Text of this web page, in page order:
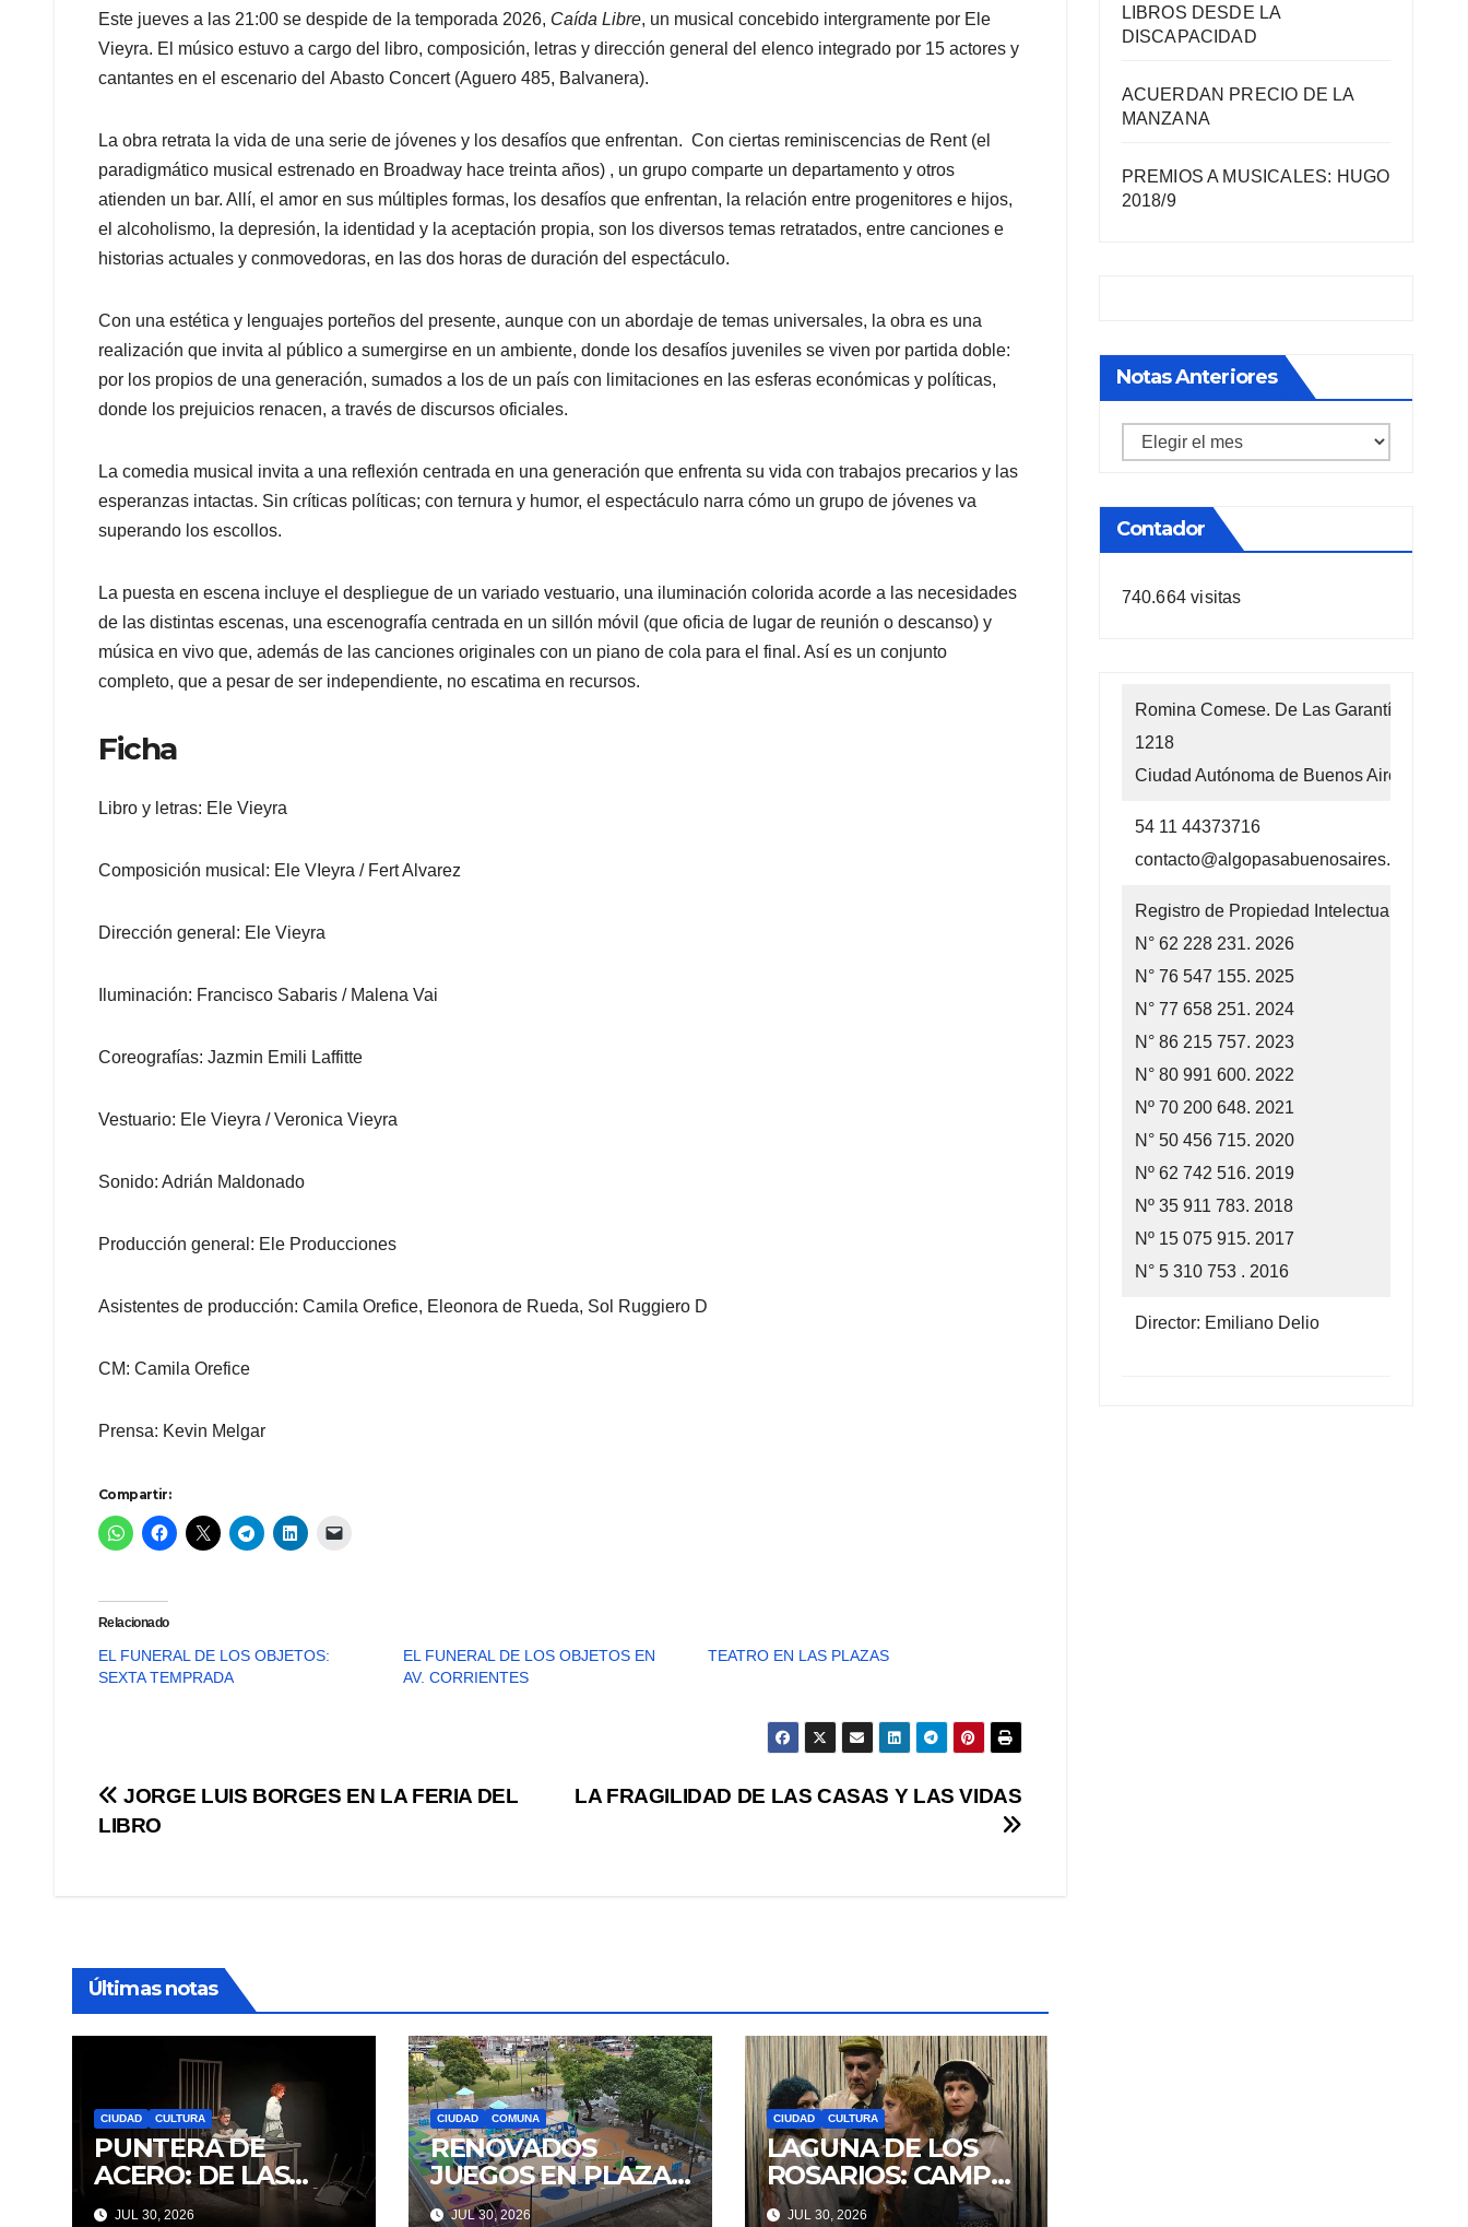
Este jueves a las 21:00 se despide de la temporada 2026, Caída Libre, un musical concebido intergramente por Ele
Vieyra. El músico estuvo a cargo del libro, composición, letras y dirección general del elenco integrado por 15 actores y
cantantes en el escenario del Abasto Concert (Aguero 485, Balvanera).
La obra retrata la vida de una serie de jóvenes y los desafíos que enfrentan. Con ciertas reminiscencias de Rent (el
paradigmático musical estrenado en Broadway hace treinta años) , un grupo comparte un departamento y otros
atienden un bar. Allí, el amor en sus múltiples formas, los desafíos que enfrentan, la relación entre progenitores e hijos,
el alcoholismo, la depresión, la identidad y la aceptación propia, son los diversos temas retratados, entre canciones e
historias actuales y conmovedoras, en las dos horas de duración del espectáculo.
Con una estética y lenguajes porteños del presente, aunque con un abordaje de temas universales, la obra es una
realización que invita al público a sumergirse en un ambiente, donde los desafíos juveniles se viven por partida doble:
por los propios de una generación, sumados a los de un país con limitaciones en las esferas económicas y políticas,
donde los prejuicios renacen, a través de discursos oficiales.
La comedia musical invita a una reflexión centrada en una generación que enfrenta su vida con trabajos precarios y las
esperanzas intactas. Sin críticas políticas; con ternura y humor, el espectáculo narra cómo un grupo de jóvenes va
superando los escollos.
La puesta en escena incluye el despliegue de un variado vestuario, una iluminación colorida acorde a las necesidades
de las distintas escenas, una escenografía centrada en un sillón móvil (que oficia de lugar de reunión o descanso) y
música en vivo que, además de las canciones originales con un piano de cola para el final. Así es un conjunto
completo, que a pesar de ser independiente, no escatima en recursos.
Ficha
Libro y letras: Ele Vieyra
Composición musical: Ele VIeyra / Fert Alvarez
Dirección general: Ele Vieyra
Iluminación: Francisco Sabaris / Malena Vai
Coreografías: Jazmin Emili Laffitte
Vestuario: Ele Vieyra / Veronica Vieyra
Sonido: Adrián Maldonado
Producción general: Ele Producciones
Asistentes de producción: Camila Orefice, Eleonora de Rueda, Sol Ruggiero D
CM: Camila Orefice
Prensa: Kevin Melgar
Compartir:
Relacionado
EL FUNERAL DE LOS OBJETOS:
SEXTA TEMPRADA
EL FUNERAL DE LOS OBJETOS EN
AV. CORRIENTES
TEATRO EN LAS PLAZAS
Navegación
LA FRAGILIDAD DE LAS CASAS Y LAS VIDAS
JORGE LUIS BORGES EN LA FERIA DEL
LIBRO
Últimas notas
CIUDAD CULTURA
PUNTERA DE
ACERO: DE LAS
IDEAS A LA ACCIÓN
JUL 30, 2026
CIUDAD COMUNA
RENOVADOS
JUEGOS EN PLAZA
CONSTITUCIÓN
JUL 30, 2026
CIUDAD CULTURA
LAGUNA DE LOS
ROSARIOS: CAMPO
Y RENCOR
JUL 30, 2026
LIBROS DESDE LA
DISCAPACIDAD
ACUERDAN PRECIO DE LA
MANZANA
PREMIOS A MUSICALES: HUGO
2018/9
Notas Anteriores
Notas
Contador
740.664 visitas
Romina Comese. De Las Garantías
1218
Ciudad Autónoma de Buenos Aires
54 11 44373716
contacto@algopasabuenosaires.com.ar
Registro de Propiedad Intelectual
N° 62 228 231. 2026
N° 76 547 155. 2025
N° 77 658 251. 2024
N° 86 215 757. 2023
N° 80 991 600. 2022
Nº 70 200 648. 2021
N° 50 456 715. 2020
Nº 62 742 516. 2019
Nº 35 911 783. 2018
Nº 15 075 915. 2017
N° 5 310 753 . 2016
Director: Emiliano Delio